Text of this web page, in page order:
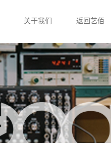
关于我们 返回艺佰